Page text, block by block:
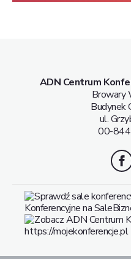
ADN Centrum
Browary
Budynek
ul.
00-844